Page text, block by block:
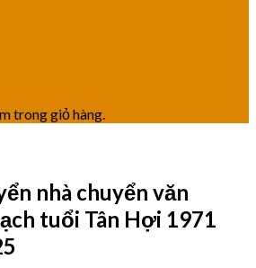
trong giỏ hàng.
nhà chuyển văn
tuổi Tân Hợi 1971